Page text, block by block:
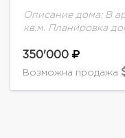
Описание дома: В
кв.м. Планировка
помещение, гараж
столовая, гостиная,...
350'000
Возможна продажа